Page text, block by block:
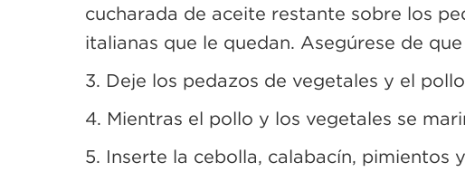
cucharada de aceite restante sobre los
italianas que le quedan. Asegúrese de
3. Deje los pedazos de vegetales y el
4. Mientras el pollo y los vegetales se
5. Inserte la cebolla, calabacín,